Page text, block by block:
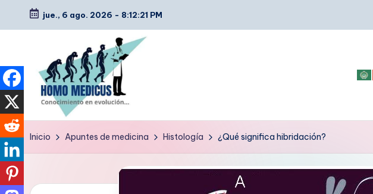
Saltar
contenido
jue., 6 ago. 2026 - 8:12:22 PM
H
o
m
Guías
resúmenes,
Inicio Apuntes de medicina Histología ¿Qué significa hibridación?